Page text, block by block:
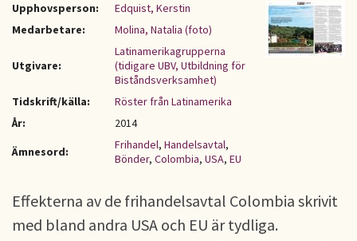
Upphovsperson:
Edquist, Kerstin
Medarbetare:
Molina, Natalia (foto)
Utgivare:
Latinamerikagrupperna
(tidigare UBV, Utbildning för
Biståndsverksamhet)
Tidskrift/källa:
Röster från Latinamerika
År:
2014
Ämnesord:
Frihandel, Handelsavtal,
Bönder, Colombia, USA, EU
Effekterna av de frihandelsavtal Colombia skrivit
med bland andra USA och EU är tydliga.